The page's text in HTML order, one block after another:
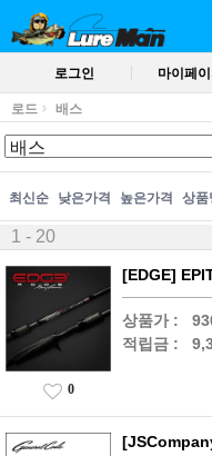
로그인 마이페이
로드 배스
최신순 낮은가격 높은가격 상품
1 - 20
[EDGE]
상품가 :
적립금 :
0